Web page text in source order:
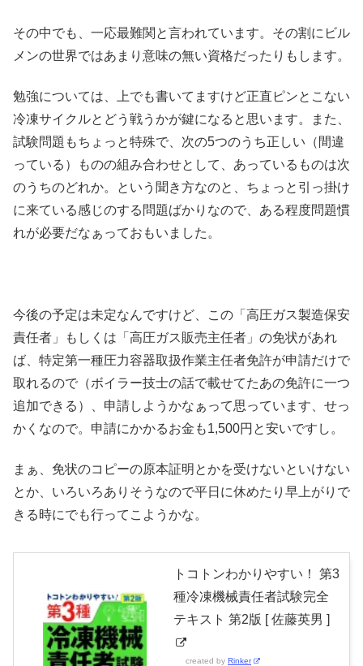
その中でも、一応最難関と言われています。その割にビル
メンの世界ではあまり意味の無い資格だったりもします。
勉強については、上でも書いてますけど正直ピンとこない
冷凍サイクルとどう戦うかが鍵になると思います。また、
試験問題もちょっと特殊で、次の5つのうち正しい（間違
っている）ものの組み合わせとして、あっているものは次
のうちのどれか。という聞き方なのと、ちょっと引っ掛け
に来ている感じのする問題ばかりなので、ある程度問題慣
れが必要だなぁっておもいました。
今後の予定は未定なんですけど、この「高圧ガス製造保安
責任者」もしくは「高圧ガス販売主任者」の免状があれ
ば、特定第一種圧力容器取扱作業主任者免許が申請だけで
取れるので（ボイラー技士の話で載せてたあの免許に一つ
追加できる）、申請しようかなぁって思っています、せっ
かくなので。申請にかかるお金も1,500円と安いですし。
まぁ、免状のコピーの原本証明とかを受けないといけない
とか、いろいろありそうなので平日に休めたり早上がりで
きる時にでも行ってこようかな。
トコトンわかりやすい！ 第3
種冷凍機械責任者試験完全
テキスト 第2版 [ 佐藤英男 ]
created by Rinker